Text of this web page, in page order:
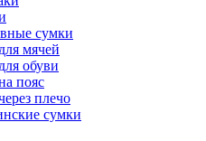
сумки
мячей
обуви
пояс
плечо
сумки